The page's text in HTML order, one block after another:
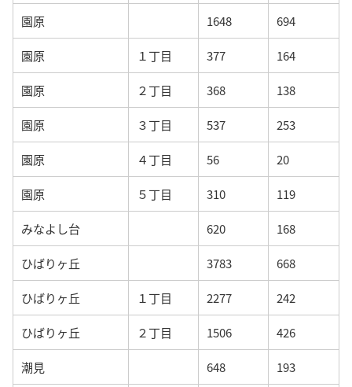
園原 1648 694
園原 １丁目 377 164
園原 ２丁目 368 138
園原 ３丁目 537 253
園原 ４丁目 56 20
園原 ５丁目 310 119
みなよし台 620 168
ひばりヶ丘 3783 668
ひばりヶ丘 １丁目 2277 242
ひばりヶ丘 ２丁目 1506 426
潮見 648 193